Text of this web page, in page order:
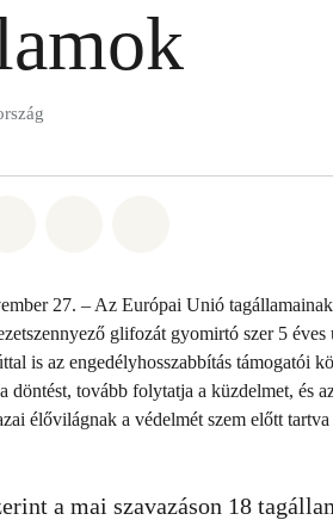
27. – Az Európai Unió
glifozát gyomirtó szer 5
is az engedélyhosszabbítás támogatói
döntést, tovább folytatja a küzdelmet, és
élővilágnak a védelmét szem előtt
a mai szavazáson 18